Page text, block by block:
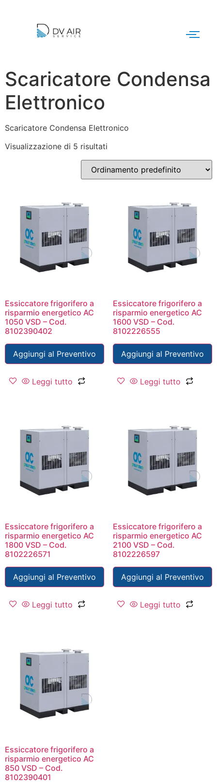
Scaricatore Condensa
Elettronico
Scaricatore Condensa Elettronico
Visualizzazione di 5 risultati
Essiccatore frigorifero a
risparmio energetico AC
1050 VSD – Cod.
8102390402
Aggiungi al Preventivo
Leggi tutto
Essiccatore frigorifero a
risparmio energetico AC
1600 VSD – Cod.
8102226555
Aggiungi al Preventivo
Leggi tutto
Essiccatore frigorifero a
risparmio energetico AC
1800 VSD – Cod.
8102226571
Aggiungi al Preventivo
Leggi tutto
Essiccatore frigorifero a
risparmio energetico AC
2100 VSD – Cod.
8102226597
Aggiungi al Preventivo
Leggi tutto
Essiccatore frigorifero a
risparmio energetico AC
850 VSD – Cod.
8102390401